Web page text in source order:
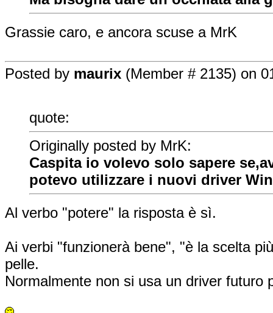
Grassie caro, e ancora scuse a MrK
Posted by maurix (Member # 2135) on
quote:
Originally posted by MrK:
Caspita io volevo solo sapere
potevo utilizzare i nuovi driver
Al verbo "potere" la risposta è sì.
Ai verbi "funzionerà bene", "è la scelta
pelle.
Normalmente non si usa un driver futuro